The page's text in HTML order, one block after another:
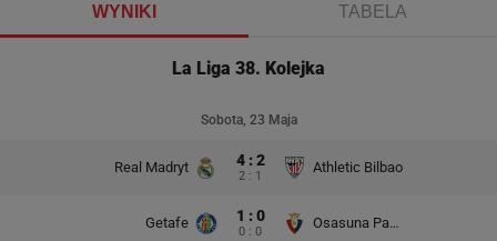
WYNIKI TABELA
La Liga 38. Kolejka
Sobota, 23 Maja
Real Madryt 4 : 2
2 : 1
Athletic Bilbao
Getafe 1 : 0
0 : 0
Osasuna Pampeluna